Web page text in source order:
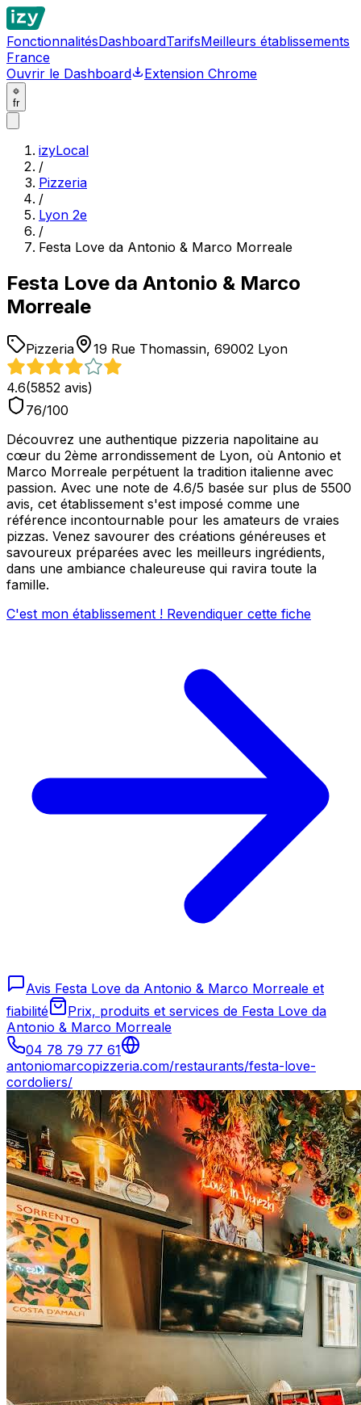
FonctionnalitésDashboardTarifsMeilleurs établissements
France
Ouvrir le Dashboard
Extension Chrome
fr
izyLocal
/
Pizzeria
/
Lyon 2e
/
Festa Love da Antonio & Marco Morreale
Festa Love da Antonio & Marco
Morreale
Pizzeria 19 Rue Thomassin, 69002 Lyon
4.6(5852 avis)
76/100
Découvrez une authentique pizzeria napolitaine au
cœur du 2ème arrondissement de Lyon, où Antonio et
Marco Morreale perpétuent la tradition italienne avec
passion. Avec une note de 4.6/5 basée sur plus de 5500
avis, cet établissement s'est imposé comme une
référence incontournable pour les amateurs de vraies
pizzas. Venez savourer des créations généreuses et
savoureux préparées avec les meilleurs ingrédients,
dans une ambiance chaleureuse qui ravira toute la
famille.
C'est mon établissement ! Revendiquer cette fiche
Avis Festa Love da Antonio & Marco Morreale et
fiabilité
Prix, produits et services de Festa Love da
Antonio & Marco Morreale
04 78 79 77 61
antoniomarcopizzeria.com/restaurants/festa-love-
cordoliers/